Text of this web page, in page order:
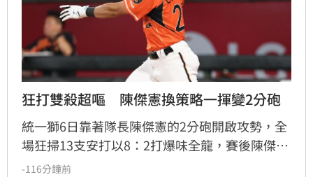
狂打雙殺超嘔　陳傑憲換策略一揮變2分砲
統一獅6日靠著隊長陳傑憲的2分砲開啟攻勢，全
場狂掃13支安打以8：2打爆味全龍，賽後陳傑憲
透露因為上週末自己擊出太多雙殺，當時上場只
-116分鐘前